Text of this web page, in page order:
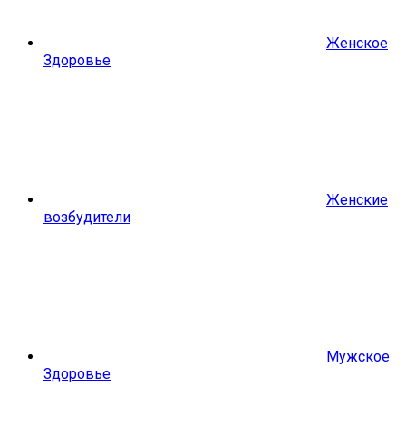
Женское
Здоровье
Женские
возбудители
Мужское
Здоровье